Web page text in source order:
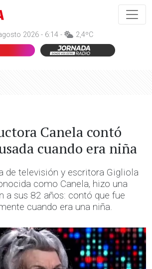
2026 - 6:14 - 2,4ºC
Canela contó
cuando era niña
de televisión y escritora Gigliola
como Canela, hizo una
a sus 82 años: contó que fue
cuando era una niña.